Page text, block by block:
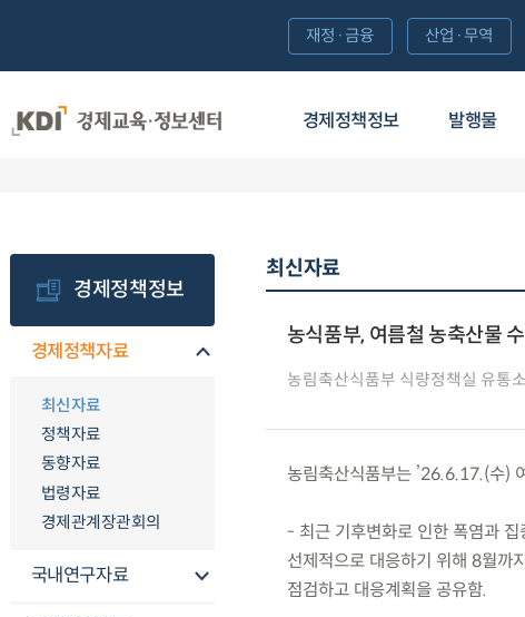
경제정책정보 발행물
재정·금융 산업·무역
경제정책정보
경제정책자료
최신자료
정책자료
동향자료
법령자료
경제관계장관회의
국내연구자료
최신자료
농식품부, 여름철 농축산물
농림축산식품부 식량정책실 유통
농림축산식품부는 ’26.6.17.(수)
- 최근 기후변화로 인한 폭염과 집
선제적으로 대응하기 위해 8월까
점검하고 대응계획을 공유함.